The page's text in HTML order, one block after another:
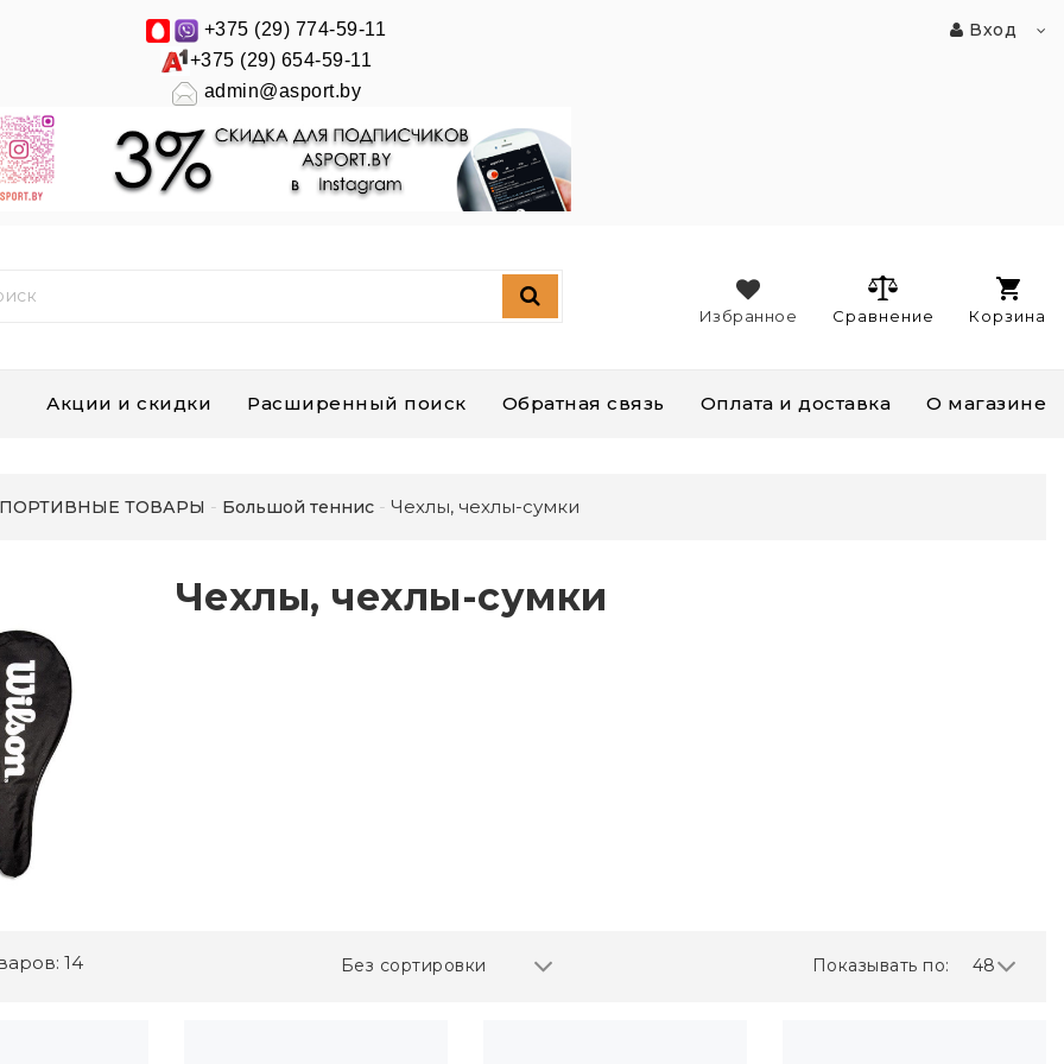
+375 (29) 774-59-11
+375 (29) 654-59-11
admin@asport.by
Вход
Корзина
Сравнение
Избранное
Акции и скидки Расширенный поиск Обратная связь Оплата и доставка О магазине
ТОВАРЫ Большой теннис Чехлы, чехлы-сумки
Чехлы, чехлы-сумки
14 Показывать по: 48
Без сортировки